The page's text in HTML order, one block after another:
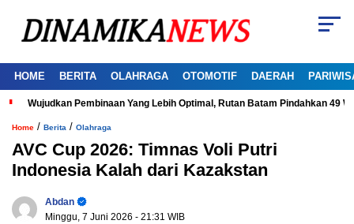
HOME BERITA OLAHRAGA OTOMOTIF DAERAH
Wujudkan Pembinaan Yang Lebih Optimal, Rutan Batam Pindahkan 49
Home / Berita / Olahraga
AVC Cup 2026: Timnas Voli Putri
Indonesia Kalah dari Kazakstan
Abdan
Minggu, 7 Juni 2026 - 21:31 WIB